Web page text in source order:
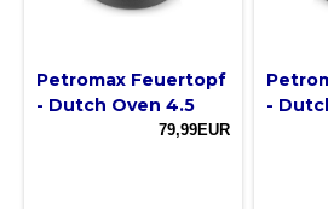
Petromax Feuertopf
- Dutch Oven 4.5
79,99EUR
-